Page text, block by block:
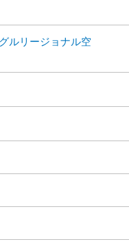
ルリージョナル空